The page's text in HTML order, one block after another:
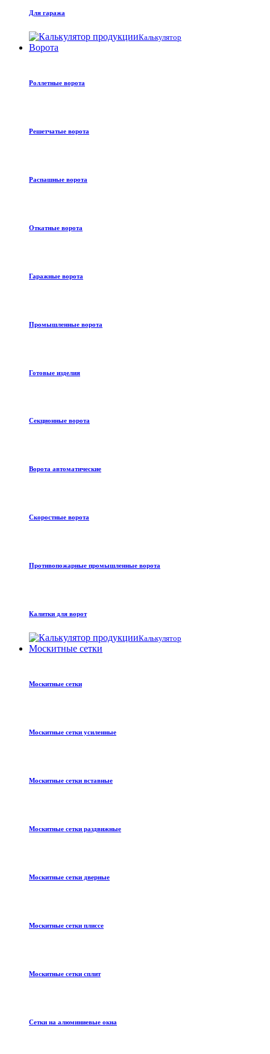
Для гаража
Калькулятор
Ворота
Роллетные ворота
Решетчатые ворота
Распашные ворота
Откатные ворота
Гаражные ворота
Промышленные ворота
Готовые изделия
Секционные ворота
Ворота автоматические
Скоростные ворота
Противопожарные промышленные ворота
Калитки для ворот
Калькулятор
Москитные сетки
Москитные сетки
Москитные сетки усиленные
Москитные сетки вставные
Москитные сетки раздвижные
Москитные сетки дверные
Москитные сетки плиссе
Москитные сетки сплит
Сетки на алюминиевые окна